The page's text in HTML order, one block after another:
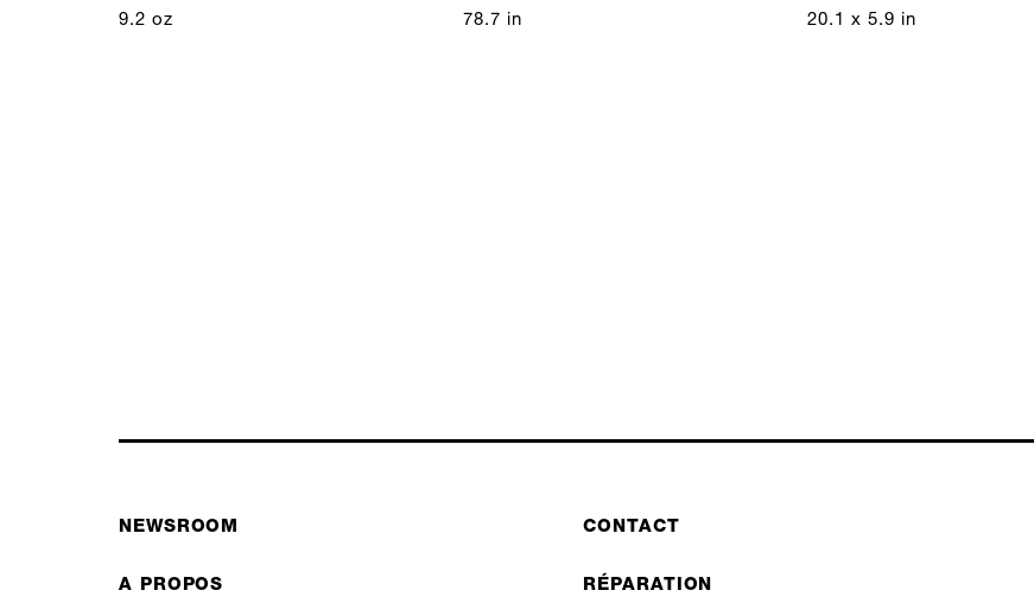
9.2 oz 78.7 in 20.1 x 5.9 in
NEWSROOM
A PROPOS
CONTACT
RÉPARATION